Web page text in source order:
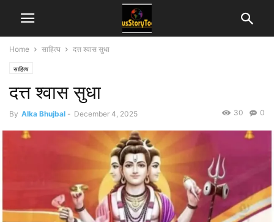
Home साहित्य दत्त श्वास सुधा
साहित्य
दत्त श्वास सुधा
By Alka Bhujbal - December 4, 2025 0
30